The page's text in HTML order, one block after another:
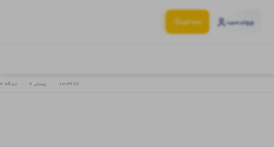
ورودو عضویت سبد‌خرید(:
1003287 پرسش 0 دیدگاه 0